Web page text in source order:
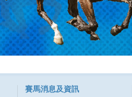
賽馬消息及資訊